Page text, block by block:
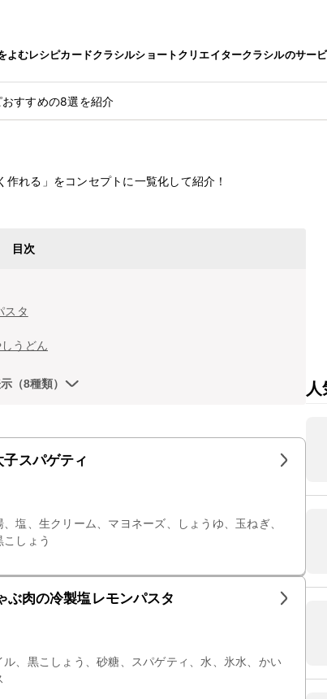
よむレシピカードクラシルショートクリエイタークラシルのサー
すすめの8選を紹介
れる」をコンセプトに一覧化して紹介！
目次
スタ
うどん
（8種類）
スパゲティ
塩、生クリーム、マヨネーズ、しょうゆ、玉ねぎ、
しょう
ぶ肉の冷製塩レモンパスタ
、黒こしょう、砂糖、スパゲティ、水、氷水、かい